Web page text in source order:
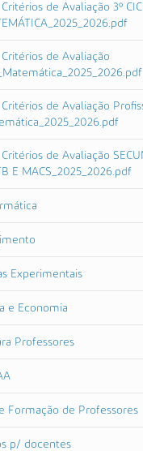
Critérios de Avaliação 3º
Critérios de Avaliação
Critérios de Avaliação
Critérios de Avaliação
E MACS_2025_2026.pdf
Experimentais
e Economia
Professores
Formação de Professores
p/ docentes